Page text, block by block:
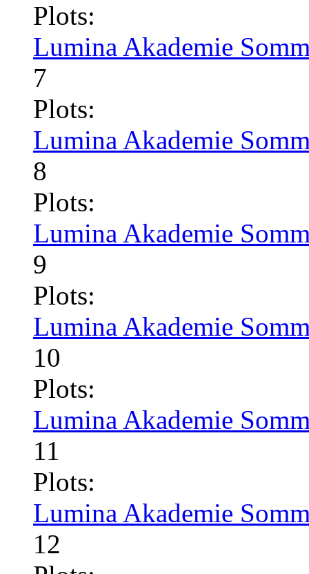
Plots:
Lumina Akademie
7
Plots:
Lumina Akademie
8
Plots:
Lumina Akademie
9
Plots:
Lumina Akademie
10
Plots:
Lumina Akademie
11
Plots:
Lumina Akademie
12